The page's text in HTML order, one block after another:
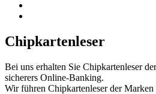
Chipkartenleser
Bei uns erhalten Sie Chipkartenleser
sicherers Online-Banking.
Wir führen Chipkartenleser der